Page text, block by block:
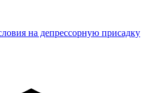
на депрессорную присадку